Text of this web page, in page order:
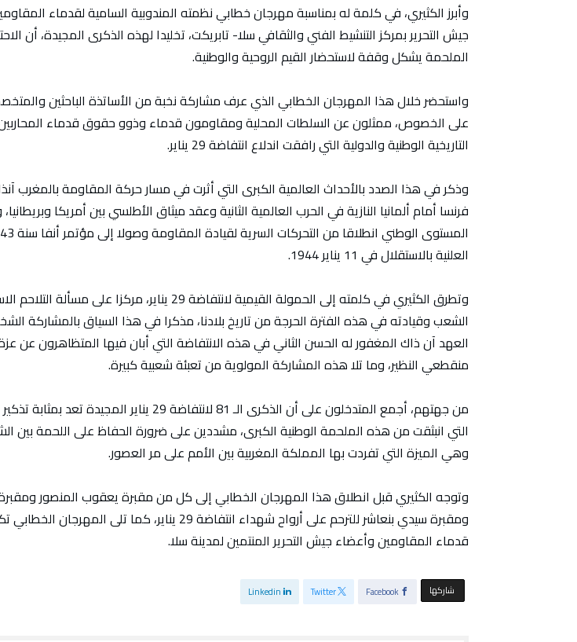
وأبرز الكثيري، في كلمة له بمناسبة مهرجان خطابي نظمته المندوبية السامية لقدماء
جيش التحرير بمركز التنشيط الفني والثقافي سلا- تابريكت، تخليدا لهذه الذكرى المجيدة، أن
الملحمة يشكل وقفة لاستحضار القيم الروحية والوطنية.
واستحضر خلال هذا المهرجان الخطابي الذي عرف مشاركة نخبة من الأساتذة الباحثين
على الخصوص، ممثلون عن السلطات المحلية ومقاومون قدماء وذوو حقوق قدماء
التاريخية الوطنية والدولية التي رافقت اندلاع انتفاضة 29 يناير.
وذكر في هذا الصدد بالأحداث العالمية الكبرى التي أثرت في مسار حركة المقاومة بالمغرب
فرنسا أمام ألمانيا النازية في الحرب العالمية الثانية وعقد ميثاق الأطلسي بين أمريكا
العلنية بالاستقلال في 11 يناير 1944.
وتطرق الكثيري في كلمته إلى الحمولة القيمية لانتفاضة 29 يناير، مركزا على
الشعب وقيادته في هذه الفترة الحرجة من تاريخ بلادنا، مذكرا في هذا السياق بالمشاركة
العهد آن ذاك المغفور له الحسن الثاني في هذه الانتفاضة التي أبان فيها المتظاهرون عن
منقطعي النظير، وما تلا هذه المشاركة المولوية من تعبئة شعبية كبيرة.
من جهتهم، أجمع المتدخلون على أن الذكرى الـ 81 لانتفاضة 29 يناير
التي انبثقت من هذه الملحمة الوطنية الكبرى، مشددين على ضرورة الحفاظ على اللحمة بين
وهي الميزة التي تفردت بها المملكة المغربية بين الأمم على مر العصور.
وتوجه الكثيري قبل انطلاق هذا المهرجان الخطابي إلى كل من مقبرة يعقوب المنصور
ومقبرة سيدي بنعاشر للترحم على أرواح شهداء انتفاضة 29 يناير، كما
قدماء المقاومين وأعضاء جيش التحرير المنتمين لمدينة سلا.
‫‫ شاركها‬ Facebook
Twitter
Linkedin